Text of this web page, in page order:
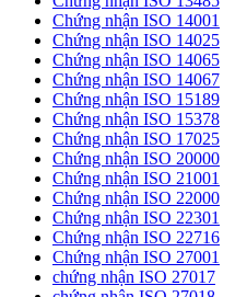
Chứng nhận ISO 14001
Chứng nhận ISO 14025
Chứng nhận ISO 14065
Chứng nhận ISO 14067
Chứng nhận ISO 15189
Chứng nhận ISO 15378
Chứng nhận ISO 17025
Chứng nhận ISO 20000
Chứng nhận ISO 21001
Chứng nhận ISO 22000
Chứng nhận ISO 22301
Chứng nhận ISO 22716
Chứng nhận ISO 27001
chứng nhận ISO 27017